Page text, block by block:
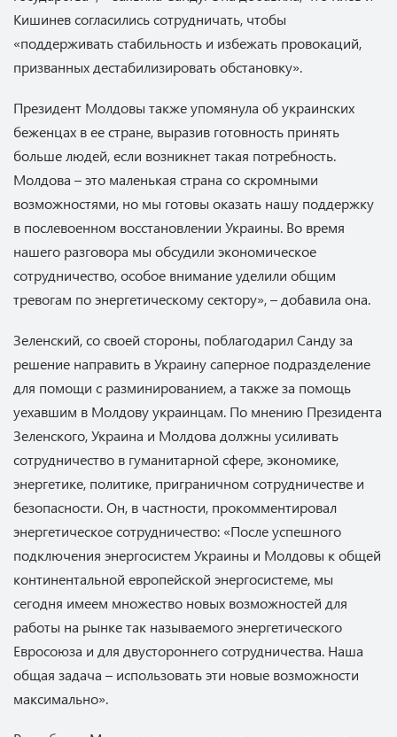
Кишинев согласились сотрудничать, чтобы
«поддерживать стабильность и избежать провокаций,
призванных дестабилизировать обстановку».
Президент Молдовы также упомянула об украинских
беженцах в ее стране, выразив готовность принять
больше людей, если возникнет такая потребность.
Молдова – это маленькая страна со скромными
возможностями, но мы готовы оказать нашу поддержку
в послевоенном восстановлении Украины. Во время
нашего разговора мы обсудили экономическое
сотрудничество, особое внимание уделили общим
тревогам по энергетическому сектору», – добавила она.
Зеленский, со своей стороны, поблагодарил Санду за
решение направить в Украину саперное подразделение
для помощи с разминированием, а также за помощь
уехавшим в Молдову украинцам. По мнению Президента
Зеленского, Украина и Молдова должны усиливать
сотрудничество в гуманитарной сфере, экономике,
энергетике, политике, приграничном сотрудничестве и
безопасности. Он, в частности, прокомментировал
энергетическое сотрудничество: «После успешного
подключения энергосистем Украины и Молдовы к общей
континентальной европейской энергосистеме, мы
сегодня имеем множество новых возможностей для
работы на рынке так называемого энергетического
Евросоюза и для двустороннего сотрудничества. Наша
общая задача – использовать эти новые возможности
максимально».